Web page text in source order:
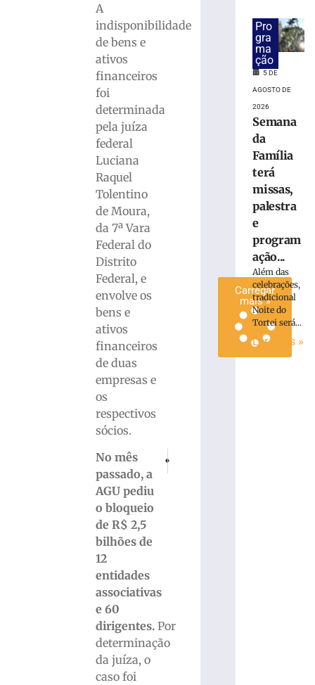
A
indisponibilidade
de bens e
ativos
financeiros
foi
determinada
pela juíza
federal
Luciana
Raquel
Tolentino
de Moura,
da 7ª Vara
Federal do
Distrito
Federal, e
envolve os
bens e
ativos
financeiros
de duas
empresas e
os
respectivos
sócios.
No mês
passado, a
AGU pediu
o bloqueio
de R$ 2,5
bilhões de
12
entidades
associativas
e 60
dirigentes.Por
determinação
da juíza, o
caso foi
Brusque
encerra
inscrições
pagamento
Carregar
mais »
Pro
gra
ma
ção
5 DE
AGOSTO DE
2026
Semana
da
Família
terá
missas,
palestra
e
program
ação...
Além das
celebrações,
tradicional
Noite do
Tortei será...
Ler mais »